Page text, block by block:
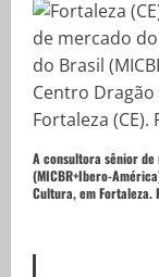
A consultora sênior
(MICBR+Ibero-
Cultura, em Fortaleza.